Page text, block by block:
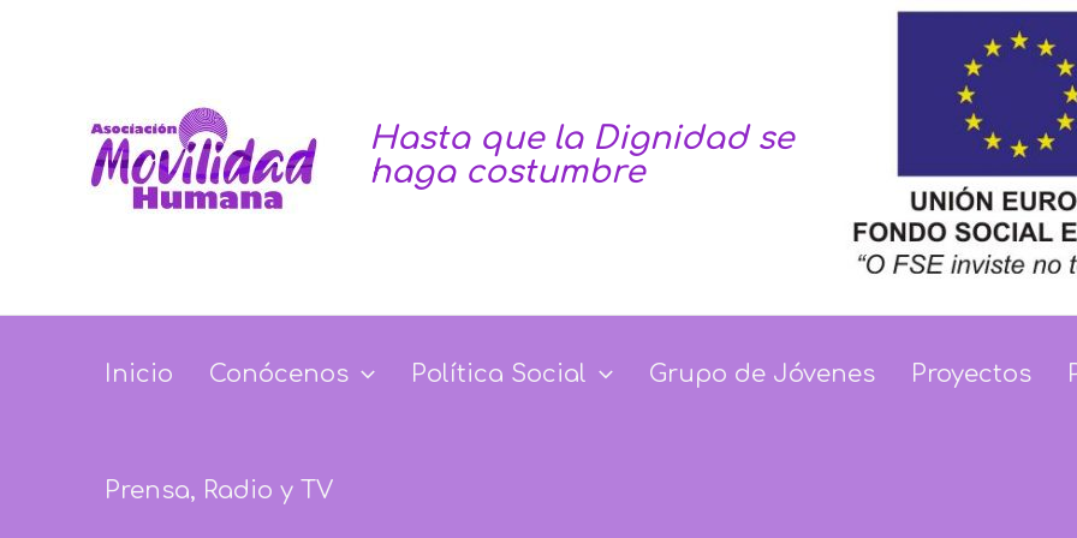
Hasta que la Dignidad se
haga costumbre
Inicio Conócenos Política Social Grupo de Jóvenes Proyectos
Prensa, Radio y TV